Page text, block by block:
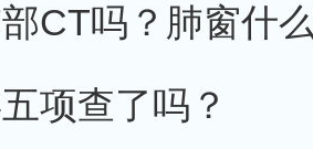
CT吗？肺窗什
项查了吗？